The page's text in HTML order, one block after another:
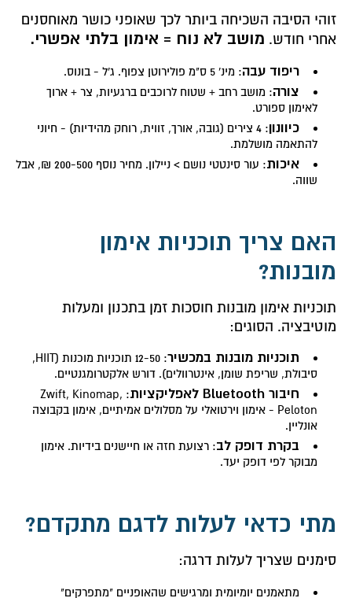
זוהי הסיבה השכיחה ביותר לכך שאופני כושר מאוחסנים
אחרי חודש. מושב לא נוח = אימון בלתי אפשרי.
ריפוד עבה: מינ' 5 ס"מ פולירוטן צפוף. ג'ל - בונוס.
צורה: מושב רחב + שטוח לרוכבים ברגעיות, צר + ארוך
לאימון ספורט.
כיוונון
: 4 צירים (גובה, אורך, זווית, רוחק מהידיות) - חיוני
להתאמה מושלמת.
איכות
: עור סינטטי נושם > ניילון. מחיר נוסף 200-500 ₪, אבל
שווה.
האם צריך תוכניות אימון
מובנות?
תוכניות אימון מובנות חוסכות זמן בתכנון ומעלות
מוטיבציה. הסוגים:
תוכניות מובנות במכשיר
: 12-50 תוכניות מוכנות (HIIT,
סיבולת, שריפת שומן, אינטרוולים). דורש אלקטרומגנטיים.
חיבור Bluetooth לאפליקציות
: Zwift, Kinomap,
Peloton - אימון וירטואלי על מסלולים אמיתיים, אימון בקבוצה
אונליין.
בקרת דופק לב: רצועת חזה או חיישנים בידיות. אימון
מבוקר לפי דופק יעד.
מתי כדאי לעלות לדגם מתקדם?
סימנים שצריך לעלות דרגה:
מתאמנים יומיומית ומרגישים שהאופניים "מתפרקים"